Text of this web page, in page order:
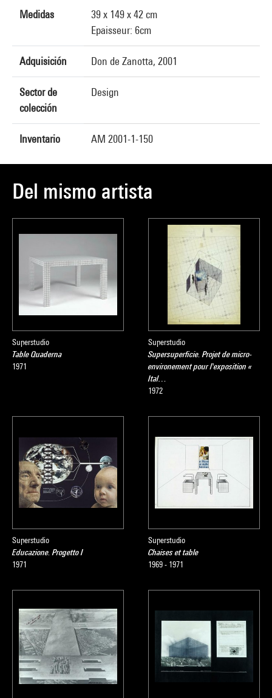
Medidas
39 x 149 x 42 cm
Epaisseur: 6cm
Adquisición Don de Zanotta, 2001
Sector de
colección
Design
Inventario AM 2001-1-150
Del mismo artista
Superstudio
Table Quaderna
1971
Superstudio
Supersuperficie. Projet de micro-
environement pour l'exposition «
Ital…
1972
Superstudio
Educazione. Progetto I
1971
Superstudio
Chaises et table
1969 - 1971